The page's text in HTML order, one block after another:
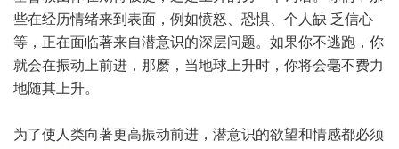
些在经历情绪来到表面，例如愤怒、恐惧、个人缺 乏信心
等，正在面临著来自潜意识的深层问题。如果你不逃跑，你
就会在振动上前进，那麽，当地球上升时，你将会毫不费力
地随其上升。
为了使人类向著更高振动前进，潜意识的欲望和情感都必须